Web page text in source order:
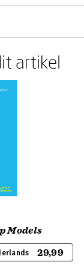
artikel
Models
29,99